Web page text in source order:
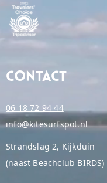
Contact
06 18 72 94 44
info@kitesurfspot.nl
Strandslag 2, Kijkduin
(naast Beachclub BIRDS)